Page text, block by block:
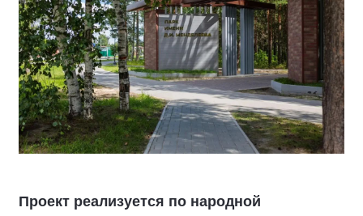
Проект реализуется по народной